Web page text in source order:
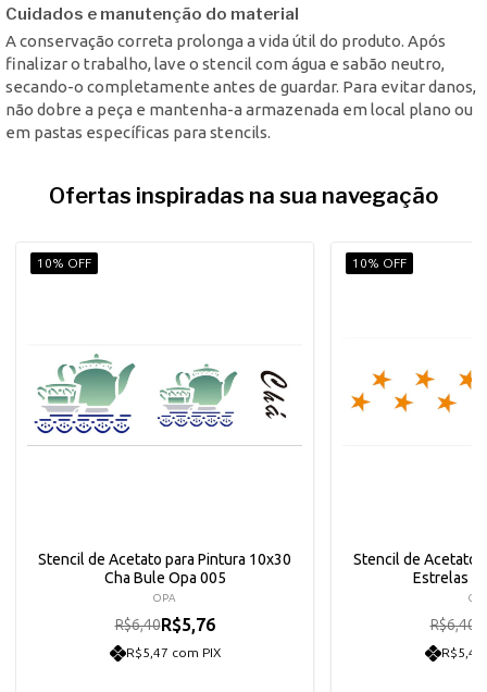
Cuidados e manutenção do material
A conservação correta prolonga a vida útil do produto. Após
finalizar o trabalho, lave o stencil com água e sabão neutro,
secando-o completamente antes de guardar. Para evitar danos,
não dobre a peça e mantenha-a armazenada em local plano ou
em pastas específicas para stencils.
Ofertas inspiradas na sua navegação
10% OFF
Stencil de Acetato para Pintura 10x30
Cha Bule Opa 005
OPA
R$6,40R$5,76
R$5,47 com PIX
10% OFF
Stencil de Acetato
Estrelas
R$6,40
R$5,47